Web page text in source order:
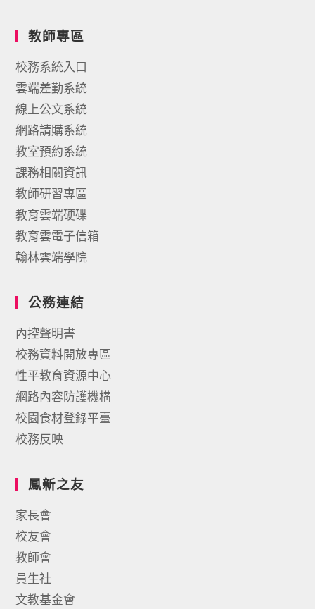
教師專區
校務系統入口
雲端差勤系統
線上公文系統
網路請購系統
教室預約系統
課務相關資訊
教師研習專區
教育雲端硬碟
教育雲電子信箱
翰林雲端學院
公務連結
內控聲明書
校務資料開放專區
性平教育資源中心
網路內容防護機構
校園食材登錄平臺
校務反映
鳳新之友
家長會
校友會
教師會
員生社
文教基金會